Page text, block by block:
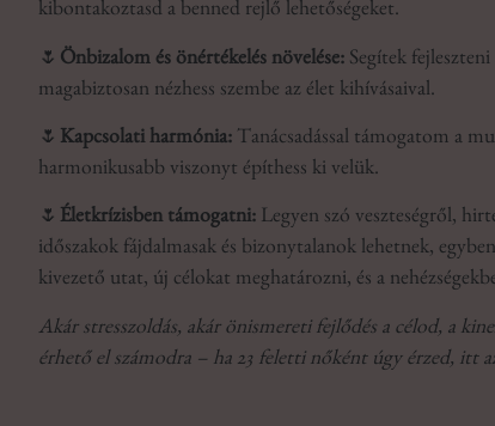
kibontakoztasd a benned rejlő lehetőségeket.
🌷 Önbizalom és önértékelés növelése: Segítek
magabiztosan nézhess szembe az élet kihívásaival.
🌷 Kapcsolati harmónia: Tanácsadással támogatom a
harmonikusabb viszonyt építhess ki velük.
🌷 Életkrízisben támogatni: Legyen szó veszteségről,
időszakok fájdalmasak és bizonytalanok lehetnek,
kivezető utat, új célokat meghatározni, és a
Akár stresszoldás, akár önismereti fejlődés a célod, a
érhető el számodra – ha 23 feletti nőként úgy érzed, itt